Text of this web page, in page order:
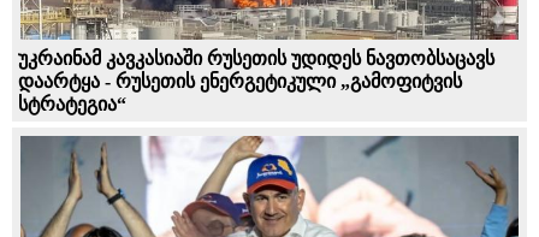
უკრაინამ კავკასიაში რუსეთის უდიდეს ნავთობსაცავს
დაარტყა - რუსეთის ენერგეტიკული „გამოფიტვის
სტრატეგია“